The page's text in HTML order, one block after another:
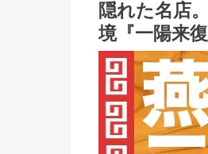
隠れた名店
境『一陽来復